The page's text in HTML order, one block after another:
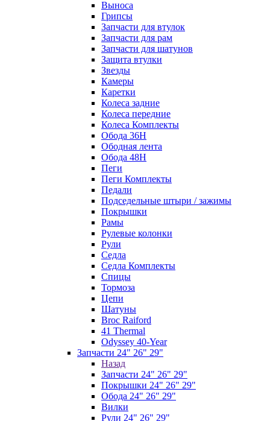
Выноса
Грипсы
Запчасти для втулок
Запчасти для рам
Запчасти для шатунов
Защита втулки
Звезды
Камеры
Каретки
Колеса задние
Колеса передние
Колеса Комплекты
Обода 36H
Ободная лента
Обода 48H
Пеги
Пеги Комплекты
Педали
Подседельные штыри / зажимы
Покрышки
Рамы
Рулевые колонки
Рули
Седла
Седла Комплекты
Спицы
Тормоза
Цепи
Шатуны
Broc Raiford
41 Thermal
Odyssey 40-Year
Запчасти 24" 26" 29"
Назад
Запчасти 24" 26" 29"
Покрышки 24" 26" 29"
Обода 24" 26" 29"
Вилки
Рули 24" 26" 29"